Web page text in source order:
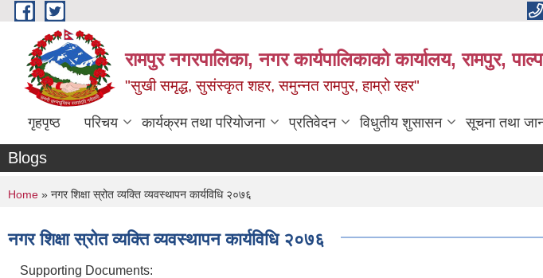
Skip to main content
रामपुर नगरपालिका, नगर कार्यपालिकाको कार्यालय, रामपुर,
"सुखी समृद्ध, सुसंस्कृत शहर, समुन्नत रामपुर, हाम्रो रहर"
गृहपृष्ठ परिचय कार्यक्रम तथा परियोजना प्रतिवेदन विधुतीय शुसासन सूचना तथा
Blogs
You are here
Home » नगर शिक्षा स्रोत व्यक्ति व्यवस्थापन कार्यविधि २०७६
नगर शिक्षा स्रोत व्यक्ति व्यवस्थापन कार्यविधि २०७६
Supporting Documents: